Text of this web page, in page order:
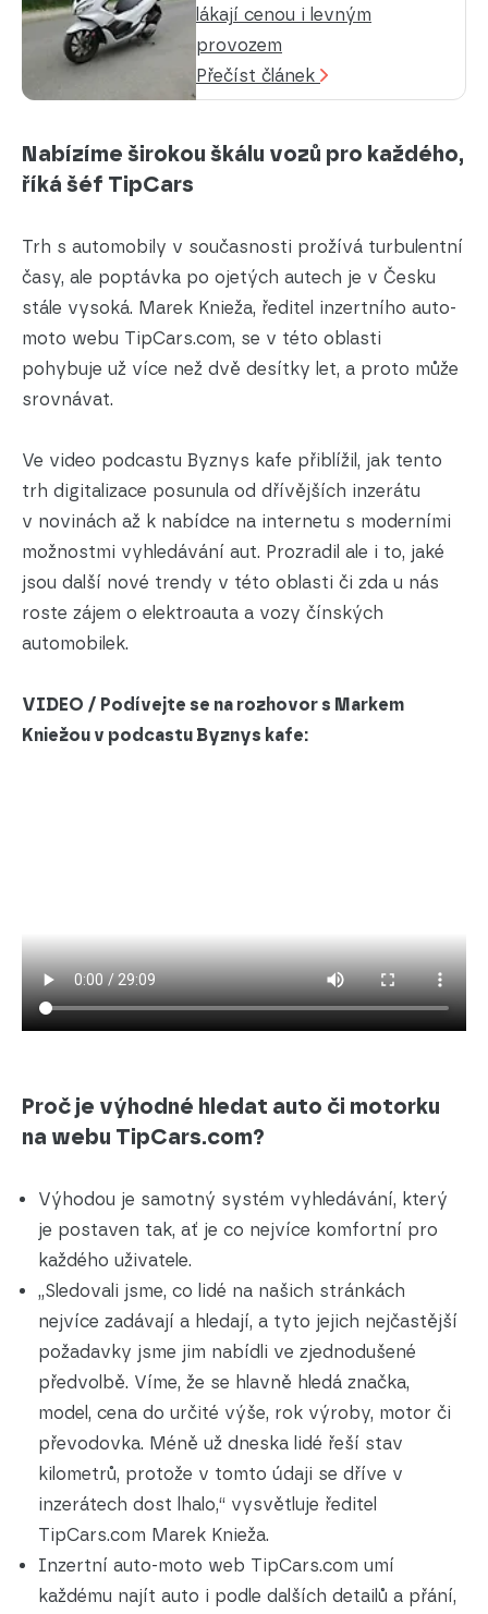
lákají cenou i levným
provozem
Přečíst článek
Nabízíme širokou škálu vozů pro každého,
říká šéf TipCars
Trh s automobily v současnosti prožívá turbulentní
časy, ale poptávka po ojetých autech je v Česku
stále vysoká. Marek Knieža, ředitel inzertního auto-
moto webu TipCars.com, se v této oblasti
pohybuje už více než dvě desítky let, a proto může
srovnávat.
Ve video podcastu Byznys kafe přiblížil, jak tento
trh digitalizace posunula od dřívějších inzerátu
v novinách až k nabídce na internetu s moderními
možnostmi vyhledávání aut. Prozradil ale i to, jaké
jsou další nové trendy v této oblasti či zda u nás
roste zájem o elektroauta a vozy čínských
automobilek.
VIDEO / Podívejte se na rozhovor s Markem
Kniežou v podcastu Byznys kafe:
Proč je výhodné hledat auto či motorku
na webu TipCars.com?
Výhodou je samotný systém vyhledávání, který
je postaven tak, ať je co nejvíce komfortní pro
každého uživatele.
„Sledovali jsme, co lidé na našich stránkách
nejvíce zadávají a hledají, a tyto jejich nejčastější
požadavky jsme jim nabídli ve zjednodušené
předvolbě. Víme, že se hlavně hledá značka,
model, cena do určité výše, rok výroby, motor či
převodovka. Méně už dneska lidé řeší stav
kilometrů, protože v tomto údaji se dříve v
inzerátech dost lhalo,“ vysvětluje ředitel
TipCars.com Marek Knieža.
Inzertní auto-moto web TipCars.com umí
každému najít auto i podle dalších detailů a přání,